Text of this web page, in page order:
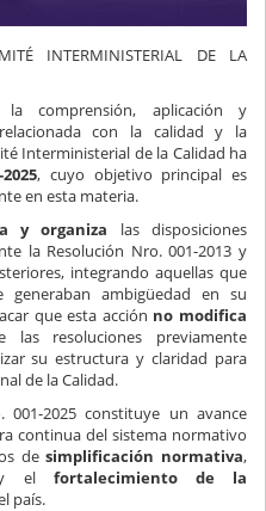
INTERMINISTERIAL DE LA
comprensión, aplicación y
con la calidad y la
Interministerial de la Calidad ha
, cuyo objetivo principal es
en esta materia.
y organiza las disposiciones
la Resolución Nro. 001-2013 y
integrando aquellas que
ambigüedad en su
que esta acción no modifica
las resoluciones previamente
su estructura y claridad para
de la Calidad.
2025 constituye un avance
continua del sistema normativo
desimplificación normativa,
el fortalecimiento de la
país.